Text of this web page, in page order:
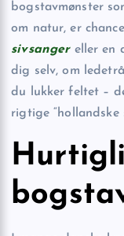
bogstavmønster
om natur, er
sivsangereller en
dig selv, om
du lukker feltet –
rigtige “hollandske